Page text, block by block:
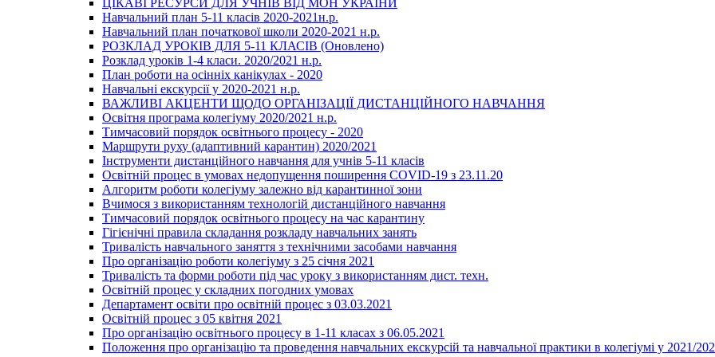
ЦІКАВІ РЕСУРСИ ДЛЯ УЧНІВ ВІД МОН УКРАЇНИ
Навчальний план 5-11 класів 2020-2021н.р.
Навчальний план початкової школи 2020-2021 н.р.
РОЗКЛАД УРОКІВ ДЛЯ 5-11 КЛАСІВ (Оновлено)
Розклад уроків 1-4 класи. 2020/2021 н.р.
План роботи на осінніх канікулах - 2020
Навчальні екскурсії у 2020-2021 н.р.
ВАЖЛИВІ АКЦЕНТИ ЩОДО ОРГАНІЗАЦІЇ ДИСТАНЦІЙНОГО НАВЧАННЯ
Освітня програма колегіуму 2020/2021 н.р.
Тимчасовий порядок освітнього процесу - 2020
Маршрути руху (адаптивний карантин) 2020/2021
Інструменти дистанційного навчання для учнів 5-11 класів
Освітній процес в умовах недопущення поширення COVID-19 з 23.11.20
Алгоритм роботи колегіуму залежно від карантинної зони
Вчимося з використанням технологій дистанційного навчання
Тимчасовий порядок освітнього процесу на час карантину
Гігієнічні правила складання розкладу навчальних занять
Тривалість навчального заняття з технічними засобами навчання
Про організацію роботи колегіуму з 25 січня 2021
Тривалість та форми роботи під час уроку з використанням дист. техн.
Освітній процес у складних погодних умовах
Департамент освіти про освітній процес з 03.03.2021
Освітній процес з 05 квітня 2021
Про організацію освітнього процесу в 1-11 класах з 06.05.2021
Положення про організацію та проведення навчальних екскурсій та навчальної практики в колегіумі у 2021/